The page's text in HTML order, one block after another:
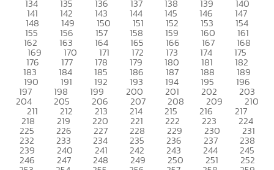
134 135 136 137 138 139 140
141 142 143 144 145 146 147
148 149 150 151 152 153 154
155 156 157 158 159 160 161
162 163 164 165 166 167 168
169 170 171 172 173 174 175
176 177 178 179 180 181 182
183 184 185 186 187 188 189
190 191 192 193 194 195 196
197 198 199 200 201 202 203
204 205 206 207 208 209 210
211 212 213 214 215 216 217
218 219 220 221 222 223 224
225 226 227 228 229 230 231
232 233 234 235 236 237 238
239 240 241 242 243 244 245
246 247 248 249 250 251 252